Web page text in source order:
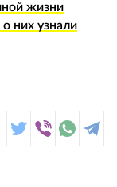
жизни
них узнали